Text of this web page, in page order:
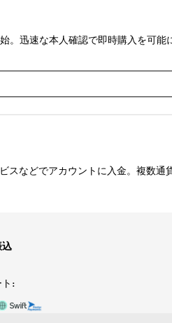
。迅速な本人確認で即時購入を可
などでアカウントに入金。複数
込
ト: